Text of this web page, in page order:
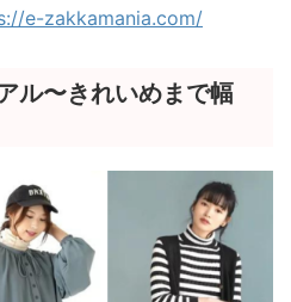
e-zakkamania.com/
ル〜きれいめまで幅